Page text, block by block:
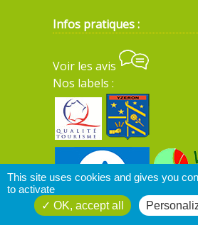
Infos pratiques :
Voir les avis
Nos labels :
This site uses cookies and gives you
to activate
OK, accept all